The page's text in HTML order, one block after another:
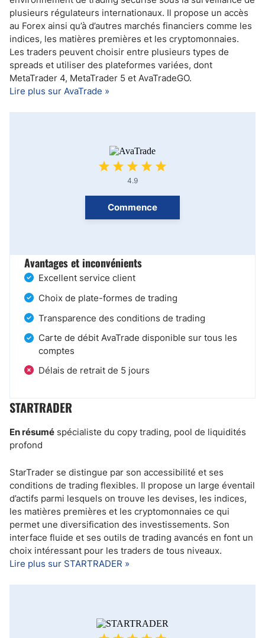
plusieurs régulateurs internationaux. Il propose un accès
au Forex ainsi qu’à d’autres marchés financiers comme les
indices, les matières premières et les cryptomonnaies.
Les traders peuvent choisir entre plusieurs types de
spreads et utiliser des plateformes variées, dont
MetaTrader 4, MetaTrader 5 et AvaTradeGO.
Lire plus sur AvaTrade »
4.9
Commence
Avantages et inconvénients
Excellent service client
Choix de plate-formes de trading
Transparence des conditions de trading
Carte de débit AvaTrade disponible sur tous les
comptes
Délais de retrait de 5 jours
STARTRADER
En résumé spécialiste du copy trading, pool de liquidités
profond
StarTrader se distingue par son accessibilité et ses
conditions de trading flexibles. Il propose un large éventail
d’actifs parmi lesquels on trouve les devises, les indices,
les matières premières et les cryptomonnaies ce qui
permet une diversification des investissements. Son
interface fluide et ses outils de trading avancés en font un
choix intéressant pour les traders de tous niveaux.
Lire plus sur STARTRADER »